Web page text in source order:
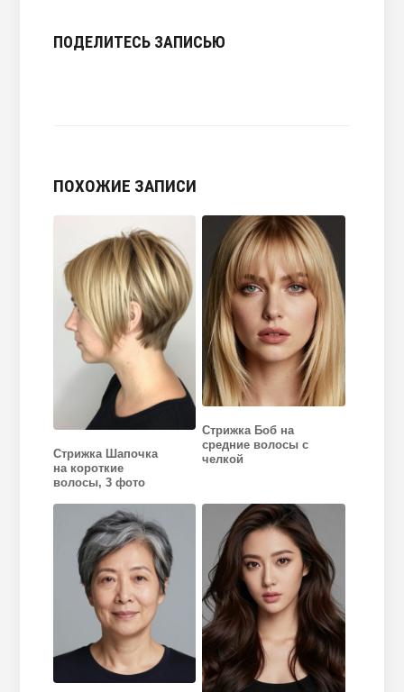
ПОДЕЛИТЕСЬ ЗАПИСЬЮ
ПОХОЖИЕ ЗАПИСИ
Стрижка Шапочка
на короткие
волосы, 3 фото
Стрижка Боб на
средние волосы с
челкой